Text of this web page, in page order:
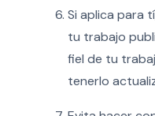
Si aplica para
tu trabajo
fiel de tu
tenerlo